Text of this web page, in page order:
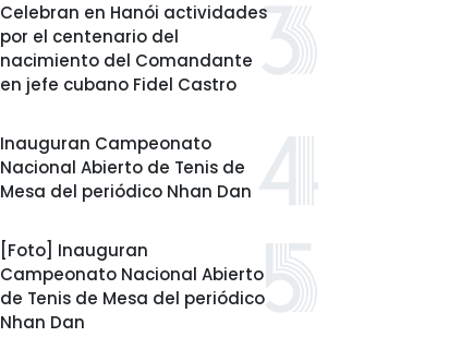
Celebran en Hanói actividades
por el centenario del
nacimiento del Comandante
en jefe cubano Fidel Castro
Inauguran Campeonato
Nacional Abierto de Tenis de
Mesa del periódico Nhan Dan
[Foto] Inauguran
Campeonato Nacional Abierto
de Tenis de Mesa del periódico
Nhan Dan